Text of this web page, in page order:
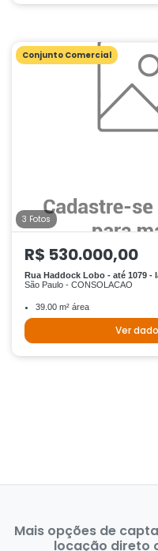
Conjunto Comercial
3 Fotos
R$ 530.000,00
Rua Haddock Lobo - até 1079 -
São Paulo - CONSOLACAO
39.00 m² área
Ver
Mais opções de
locação direto